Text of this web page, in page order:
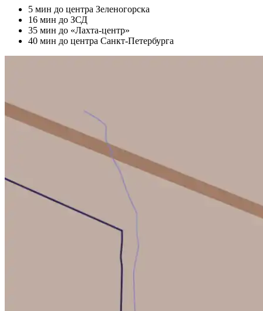
5 мин до центра Зеленогорска
16 мин до ЗСД
35 мин до «Лахта-центр»
40 мин до центра Санкт-Петербурга